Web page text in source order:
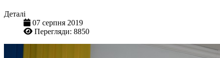
Деталі
07 серпня 2019
Перегляди: 8850